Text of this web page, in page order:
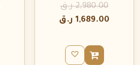
2,980.00 ر.ق
1,689.00 ر.ق